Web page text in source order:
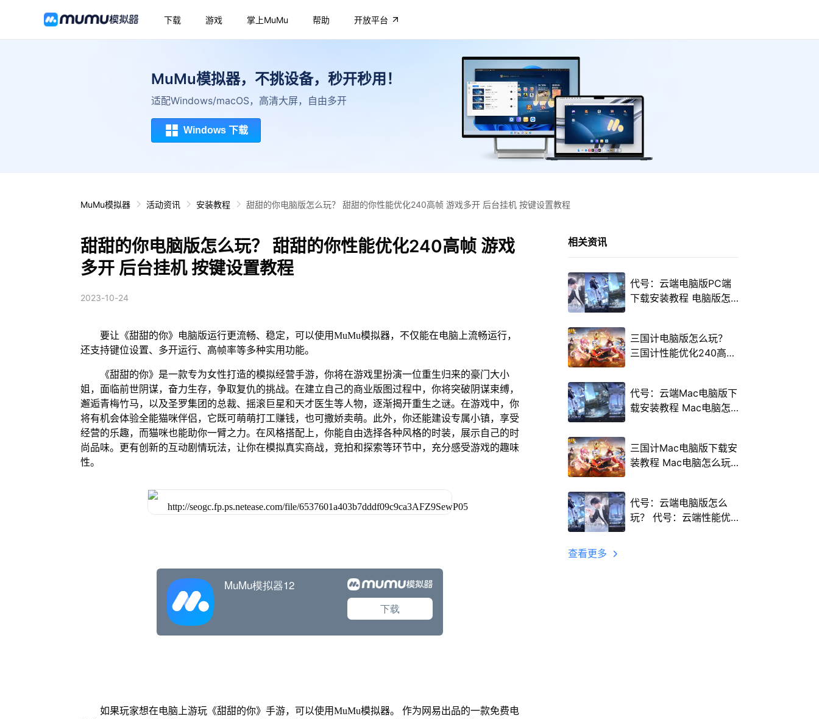
下载 游戏 掌上MuMu 帮助 开放平台
MuMu模拟器，不挑设备，秒开秒用！
适配Windows/macOS，高清大屏，自由多开
Windows 下载
MuMu模拟器 活动资讯 安装教程 甜甜的你电脑版怎么玩？ 甜甜的你性能优化240高帧 游戏多开 后台挂机 按键设置教程
甜甜的你电脑版怎么玩？ 甜甜的你性能优化240高帧 游戏
多开 后台挂机 按键设置教程
2023-10-24
要让《甜甜的你》电脑版运行更流畅、稳定，可以使用MuMu模拟器，不仅能在电脑上流畅运行，
还支持键位设置、多开运行、高帧率等多种实用功能。
《甜甜的你》是一款专为女性打造的模拟经营手游，你将在游戏里扮演一位重生归来的豪门大小
姐，面临前世阴谋，奋力生存，争取复仇的挑战。在建立自己的商业版图过程中，你将突破阴谋束缚，
邂逅青梅竹马，以及圣罗集团的总裁、摇滚巨星和天才医生等人物，逐渐揭开重生之谜。在游戏中，你
将有机会体验全能猫咪伴侣，它既可萌萌打工赚钱，也可撒娇卖萌。此外，你还能建设专属小镇，享受
经营的乐趣，而猫咪也能助你一臂之力。在风格搭配上，你能自由选择各种风格的时装，展示自己的时
尚品味。更有创新的互动剧情玩法，让你在模拟真实商战，竞拍和探索等环节中，充分感受游戏的趣味
性。
如果玩家想在电脑上游玩《甜甜的你》手游，可以使用MuMu模拟器。 作为网易出品的一款免费电
相关资讯
代号：云端电脑版PC端
下载安装教程 电脑版怎
三国计电脑版怎么玩？
三国计性能优化240高帧
代号：云端Mac电脑版下
载安装教程 Mac电脑怎
三国计Mac电脑版下载安
装教程 Mac电脑怎么玩
代号：云端电脑版怎么
玩？ 代号：云端性能优
查看更多